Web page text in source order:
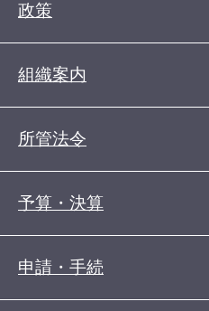
政策
組織案内
所管法令
予算・決算
申請・手続